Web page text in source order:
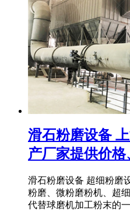
滑石粉磨设备
产厂家提供价格
滑石粉磨设备 超细粉磨
粉磨、微粉磨粉机、超
代替球磨机加工粉末的